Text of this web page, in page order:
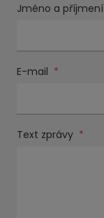
Jméno a příjmení
E-mail *
Text zprávy *